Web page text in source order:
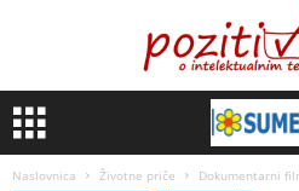
Naslovnica Životne priče Dokumentarni